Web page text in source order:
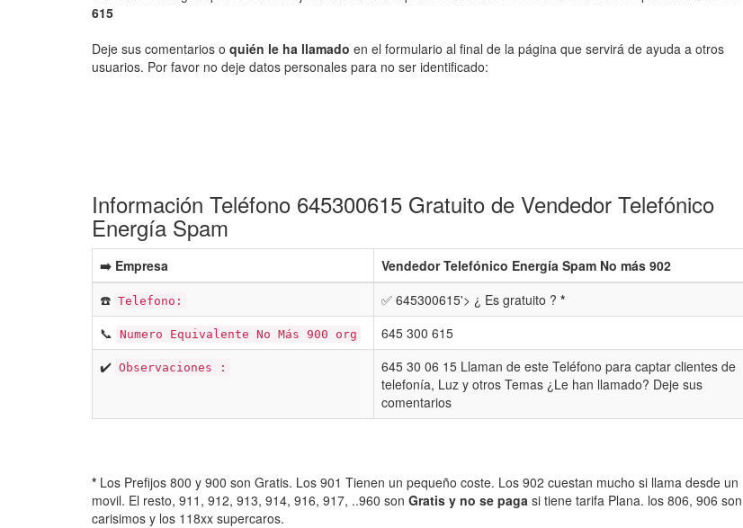
615
Deje sus comentarios o quién le ha llamado en el formulario al final de la página que servirá de ayuda a otros
usuarios. Por favor no deje datos personales para no ser identificado:
Información Teléfono 645300615 Gratuito de Vendedor Telefónico
Energía Spam
➡️ Empresa
Vendedor Telefónico Energía Spam No más 902
☎️ Telefono: ✅ 645300615'> ¿ Es gratuito ? *
📞 Numero Equivalente No Más 900 org
645 300 615
✔️ Observaciones :
645 30 06 15 Llaman de este Teléfono para captar clientes de
telefonía, Luz y otros Temas ¿Le han llamado? Deje sus
comentarios
* Los Prefijos 800 y 900 son Gratis. Los 901 Tienen un pequeño coste. Los 902 cuestan mucho si llama desde un
movil. El resto, 911, 912, 913, 914, 916, 917, ..960 son Gratis y no se paga si tiene tarifa Plana. los 806, 906 son
carisimos y los 118xx supercaros.